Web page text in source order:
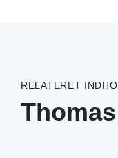
RELATERET